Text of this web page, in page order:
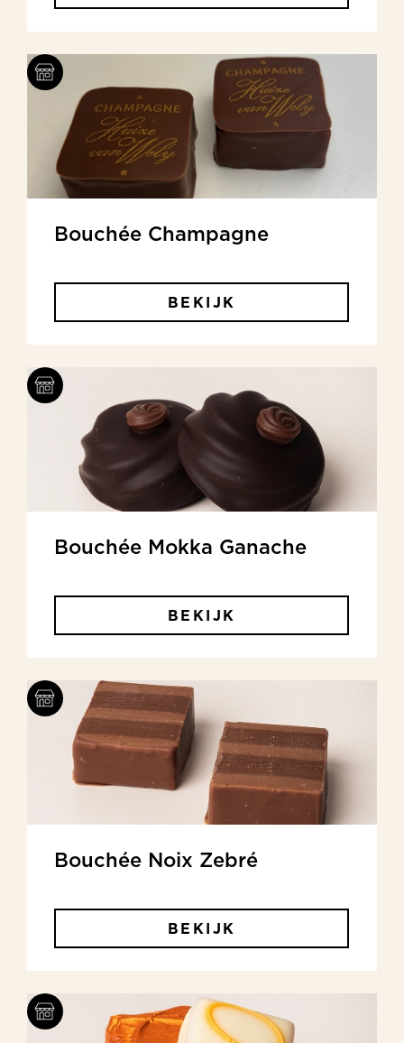
Bouchée Champagne
BEKIJK
Bouchée Mokka Ganache
BEKIJK
Bouchée Noix Zebré
BEKIJK